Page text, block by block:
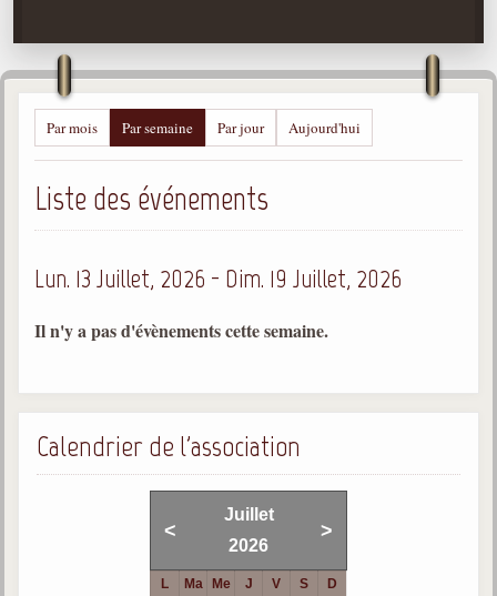
Allan Kardec
1804-1869
Léon Denis
1846-1927
Gabriel Delanne
1910-2002
Divaldo Franco
1927-2025
Ouvrages
Bulletins "Le Spiritisme"
Par mois Par semaine Par jour Aujourd'hui
Liste des événements
Lun. 13 Juillet, 2026 - Dim. 19 Juillet, 2026
Il n'y a pas d'évènements cette semaine.
Calendrier de l'association
<
Juillet
2026
>
L Ma Me J V S
D